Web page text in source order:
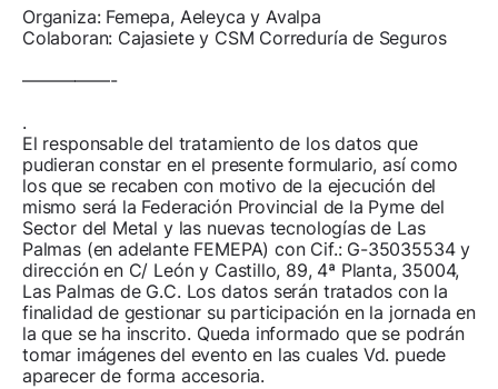
Organiza: Femepa, Aeleyca y Avalpa
Colaboran: Cajasiete y CSM Correduría de Seguros
—————-
.
El responsable del tratamiento de los datos que
pudieran constar en el presente formulario, así como
los que se recaben con motivo de la ejecución del
mismo será la Federación Provincial de la Pyme del
Sector del Metal y las nuevas tecnologías de Las
Palmas (en adelante FEMEPA) con Cif.: G-35035534 y
dirección en C/ León y Castillo, 89, 4ª Planta, 35004,
Las Palmas de G.C. Los datos serán tratados con la
finalidad de gestionar su participación en la jornada en
la que se ha inscrito. Queda informado que se podrán
tomar imágenes del evento en las cuales Vd. puede
aparecer de forma accesoria.